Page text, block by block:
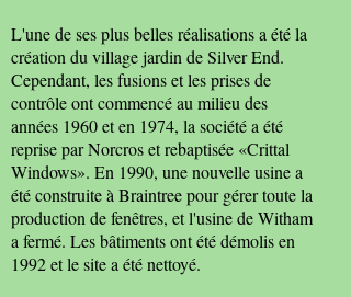
L'une de ses plus belles réalisations a été la
création du village jardin de Silver End.
Cependant, les fusions et les prises de
contrôle ont commencé au milieu des
années 1960 et en 1974, la société a été
reprise par Norcros et rebaptisée «Crittal
Windows». En 1990, une nouvelle usine a
été construite à Braintree pour gérer toute la
production de fenêtres, et l'usine de Witham
a fermé. Les bâtiments ont été démolis en
1992 et le site a été nettoyé.